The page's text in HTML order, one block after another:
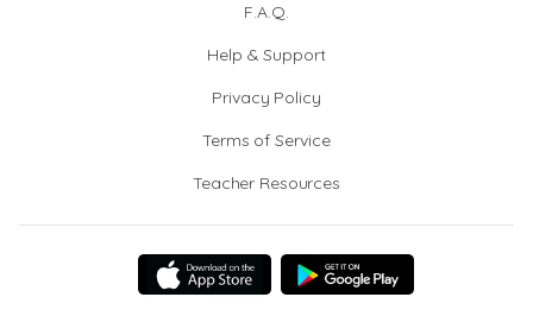
F.A.Q.
Help & Support
Privacy Policy
Terms of Service
Teacher Resources